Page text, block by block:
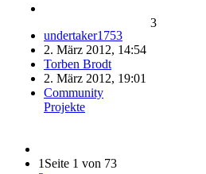
undertaker1753
2. März 2012, 14:54
Torben Brodt
2. März 2012, 19:01
Community
Projekte
3
1 Seite 1 von 73